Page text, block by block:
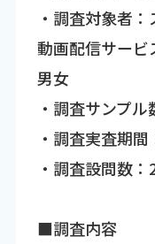
・調査対象者
動画配信サービ
男女
・調査サンプ
・調査実査期
・調査設問数：
■調査内容